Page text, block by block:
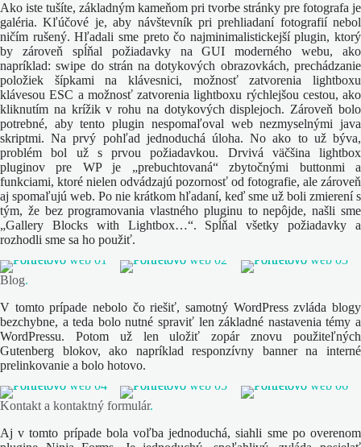
Ako iste tušíte, základným kameňom pri tvorbe stránky pre fotografa je
galéria. Kľúčové je, aby návštevník pri prehliadaní fotografií nebol
ničím rušený. Hľadali sme preto čo najminimalistickejší plugin, ktorý
by zároveň spĺňal požiadavky na GUI moderného webu, ako
napríklad: swipe do strán na dotykových obrazovkách, prechádzanie
položiek šípkami na klávesnici, možnosť zatvorenia lightboxu
klávesou ESC a možnosť zatvorenia lightboxu rýchlejšou cestou, ako
kliknutím na krížik v rohu na dotykových displejoch. Zároveň bolo
potrebné, aby tento plugin nespomaľoval web nezmyselnými java
skriptmi. Na prvý pohľad jednoduchá úloha. No ako to už býva,
problém bol už s prvou požiadavkou. Drvivá väčšina lightbox
pluginov pre WP je „prebuchtovaná“ zbytočnými buttonmi a
funkciami, ktoré nielen odvádzajú pozornosť od fotografie, ale zároveň
aj spomaľujú web. Po nie krátkom hľadaní, keď sme už boli zmierení s
tým, že bez programovania vlastného pluginu to nepôjde, našli sme
„Gallery Blocks with Lightbox…“. Spĺňal všetky požiadavky a
rozhodli sme sa ho použiť.
Blog.
V tomto prípade nebolo čo riešiť, samotný WordPress zvláda blogy
bezchybne, a teda bolo nutné spraviť len základné nastavenia témy a
WordPressu. Potom už len uložiť zopár znovu použiteľných
Gutenberg blokov, ako napríklad responzívny banner na interné
prelinkovanie a bolo hotovo.
Kontakt a kontaktný formulár.
Aj v tomto prípade bola voľba jednoduchá, siahli sme po overenom